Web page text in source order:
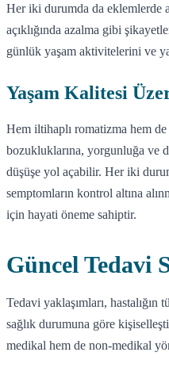
Her iki durumda da eklemlerde
açıklığında azalma gibi
günlük yaşam aktivitelerini ve
Yaşam Kalitesi
Hem iltihaplı romatizma hem
bozukluklarına, yorgunluğa ve
düşüşe yol açabilir. Her iki
semptomların kontrol altına
için hayati öneme sahiptir.
Güncel Tedavi
Tedavi yaklaşımları, hastalığın
sağlık durumuna göre
medikal hem de non-medikal